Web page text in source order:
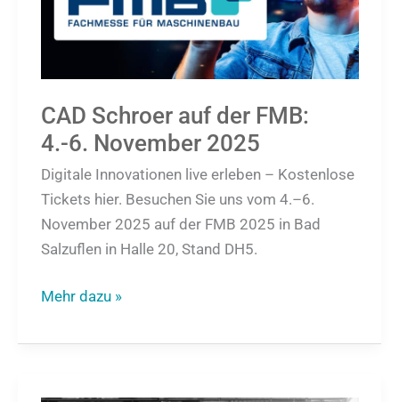
CAD Schroer auf der FMB:
4.-6. November 2025
Digitale Innovationen live erleben – Kostenlose
Tickets hier. Besuchen Sie uns vom 4.–6.
November 2025 auf der FMB 2025 in Bad
Salzuflen in Halle 20, Stand DH5.
FMB:
November
2025
Mehr dazu »